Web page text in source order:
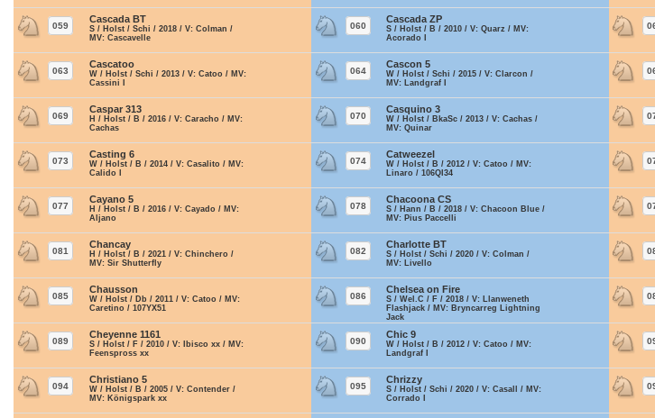
059
Cascada BT
S / Holst / Schi / 2018 / V: Colman /
MV: Cascavelle
060
Cascada ZP
S / Holst / B / 2010 / V: Quarz / MV:
Acorado I
063
Cascatoo
W / Holst / Schi / 2013 / V: Catoo / MV:
Cassini I
064
Cascon 5
W / Holst / Schi / 2015 / V: Clarcon /
MV: Landgraf I
069
Caspar 313
H / Holst / B / 2016 / V: Caracho / MV:
Cachas
070
Casquino 3
W / Holst / BkaSc / 2013 / V: Cachas /
MV: Quinar
073
Casting 6
W / Holst / B / 2014 / V: Casalito / MV:
Calido I
074
Catweezel
W / Holst / B / 2012 / V: Catoo / MV:
Linaro / 106QI34
077
Cayano 5
H / Holst / B / 2016 / V: Cayado / MV:
Aljano
078
Chacoona CS
S / Hann / B / 2018 / V: Chacoon Blue /
MV: Pius Paccelli
081
Chancay
H / Holst / B / 2021 / V: Chinchero /
MV: Sir Shutterfly
082
Charlotte BT
S / Holst / Schi / 2020 / V: Colman /
MV: Livello
085
Chausson
W / Holst / Db / 2011 / V: Catoo / MV:
Caretino / 107YX51
086
Chelsea on Fire
S / Wel.C / F / 2018 / V: Llanweneth
Flashjack / MV: Bryncarreg Lightning
Jack
089
Cheyenne 1161
S / Holst / F / 2010 / V: Ibisco xx / MV:
Feenspross xx
090
Chic 9
W / Holst / B / 2012 / V: Catoo / MV:
Landgraf I
094
Christiano 5
W / Holst / B / 2005 / V: Contender /
MV: Königspark xx
095
Chrizzy
S / Holst / Schi / 2020 / V: Casall / MV:
Corrado I